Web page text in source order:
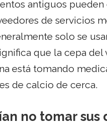
antiguos pueden
de servicios
solo se
que la cepa del
está tomando
de calcio de cerca.
no tomar sus